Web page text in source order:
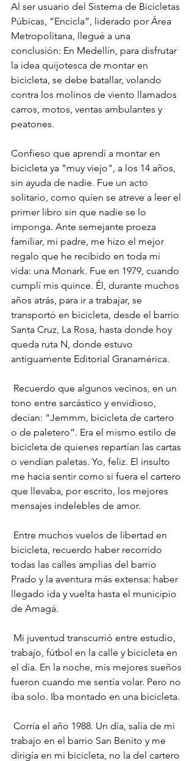
Al ser usuario del Sistema de Bicicletas
Púbicas, “Encicla”, liderado por Área
Metropolitana, llegué a una
conclusión: En Medellín, para disfrutar
la idea quijotesca de montar en
bicicleta, se debe batallar, volando
contra los molinos de viento llamados
carros, motos, ventas ambulantes y
peatones.
Confieso que aprendí a montar en
bicicleta ya "muy viejo", a los 14 años,
sin ayuda de nadie. Fue un acto
solitario, como quien se atreve a leer el
primer libro sin que nadie se lo
imponga. Ante semejante proeza
familiar, mi padre, me hizo el mejor
regalo que he recibido en toda mi
vida: una Monark. Fue en 1979, cuando
cumplí mis quince. Él, durante muchos
años atrás, para ir a trabajar, se
transportó en bicicleta, desde el barrio
Santa Cruz, La Rosa, hasta donde hoy
queda ruta N, donde estuvo
antiguamente Editorial Granamérica.
tono entre sarcástico y envidioso,
decían: “Jemmm, bicicleta de cartero
o de paletero”. Era el mismo estilo de
bicicleta de quienes repartían las cartas
o vendían paletas. Yo, feliz. El insulto
me hacía sentir como si fuera el cartero
que llevaba, por escrito, los mejores
mensajes indelebles de amor.
bicicleta, recuerdo haber recorrido
todas las calles amplias del barrio
Prado y la aventura más extensa: haber
llegado ida y vuelta hasta el municipio
de Amagá.
trabajo, fútbol en la calle y bicicleta en
el día. En la noche, mis mejores sueños
fueron cuando me sentía volar. Pero no
iba solo. Iba montado en una bicicleta.
trabajo en el barrio San Benito y me
dirigía en mi bicicleta, no la del cartero